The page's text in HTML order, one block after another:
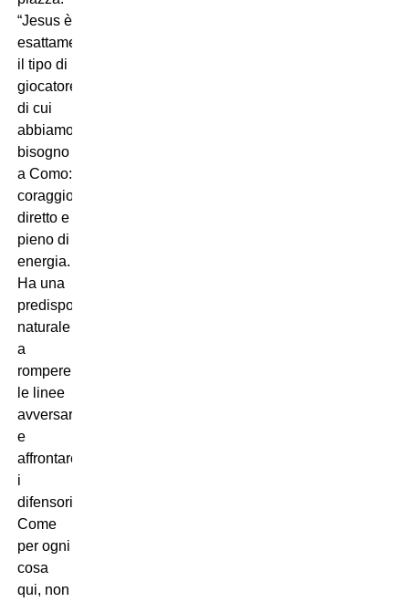
“Jesus è
esattamente
il tipo di
giocatore
di cui
abbiamo
bisogno
a Como:
coraggioso,
diretto e
pieno di
energia.
Ha una
predisposizione
naturale
a
rompere
le linee
avversarie
e
affrontare
i
difensori.
Come
per ogni
cosa
qui, non